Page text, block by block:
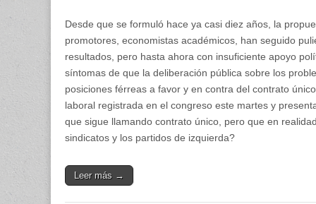
Desde que se formuló hace ya casi diez años, la
promotores, economistas académicos, han seguido
resultados, pero hasta ahora con insuficiente apoyo
síntomas de que la deliberación pública sobre los
posiciones férreas a favor y en contra del contrato
laboral registrada en el congreso este martes y
que sigue llamando contrato único, pero que en
sindicatos y los partidos de izquierda?
Leer más →